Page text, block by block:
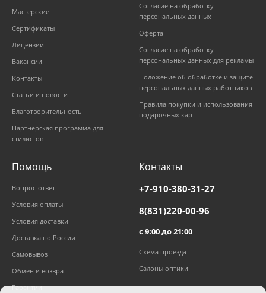
Мастерские
Сертификаты
Лицензии
Вакансии
Контакты
Статьи и новости
Благотворительность
Партнерская программа для
стилистов
Согласие на обработку
персональных данных
Оферта
Согласие на обработку
персональных данных для рекламы
Положение об обработке и защите
персональных данных работников
Правила покупки и использования
подарочных карт
Помощь
Вопрос-ответ
Условия оплаты
Условия доставки
Доставка по России
Самовывоз
Обмен и возврат
Гарантии
Контакты
+7-910-380-31-27
8(831)220-00-96
с 9:00 до 21:00
Схема проезда
Салоны оптики